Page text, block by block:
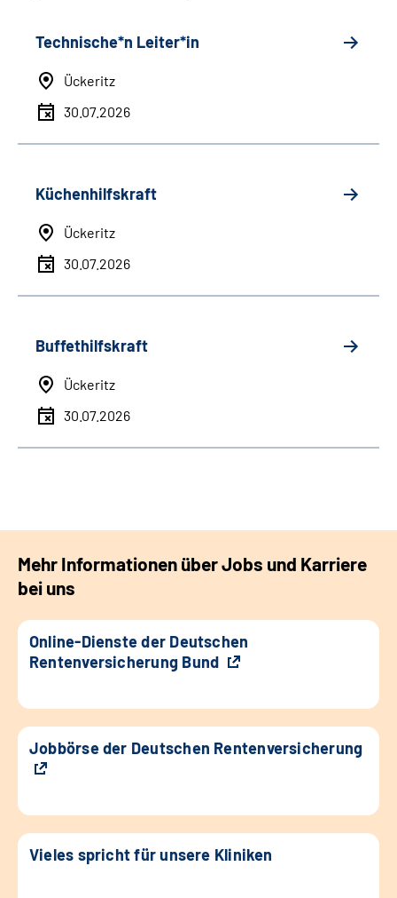
Technische*n Leiter*in
Ückeritz
30.07.2026
Küchenhilfskraft
Ückeritz
30.07.2026
Buffethilfskraft
Ückeritz
30.07.2026
Mehr Informationen über Jobs und Karriere
bei uns
Online-Dienste der Deutschen
Rentenversicherung Bund
Jobbörse der Deutschen Rentenversicherung
Vieles spricht für unsere Kliniken